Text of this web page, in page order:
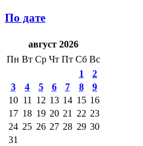
По дате
август 2026
Пн Вт Ср Чт Пт Сб Вс
1
2
3
4 5 6 7 8
9
10 11 12 13 14 15 16
17 18 19 20 21 22 23
24 25 26 27 28 29 30
31